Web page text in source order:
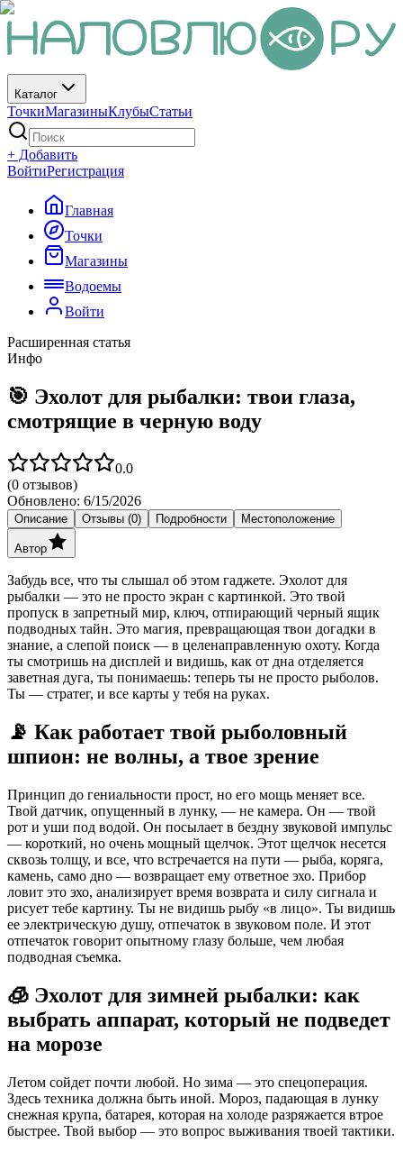
Каталог
ТочкиМагазиныКлубыСтатьи
+ Добавить
ВойтиРегистрация
Главная
Точки
Магазины
Водоемы
Войти
Расширенная статья
Инфо
🎯 Эхолот для рыбалки: твои глаза,
смотрящие в черную воду
0.0
(0 отзывов)
Обновлено: 6/15/2026
Описание Отзывы (0) Подробности Местоположение
Автор
Забудь все, что ты слышал об этом гаджете. Эхолот для
рыбалки — это не просто экран с картинкой. Это твой
пропуск в запретный мир, ключ, отпирающий черный ящик
подводных тайн. Это магия, превращающая твои догадки в
знание, а слепой поиск — в целенаправленную охоту. Когда
ты смотришь на дисплей и видишь, как от дна отделяется
заветная дуга, ты понимаешь: теперь ты не просто рыболов.
Ты — стратег, и все карты у тебя на руках.
📡 Как работает твой рыболовный
шпион: не волны, а твое зрение
Принцип до гениальности прост, но его мощь меняет все.
Твой датчик, опущенный в лунку, — не камера. Он — твой
рот и уши под водой. Он посылает в бездну звуковой импульс
— короткий, но очень мощный щелчок. Этот щелчок несется
сквозь толщу, и все, что встречается на пути — рыба, коряга,
камень, само дно — возвращает ему ответное эхо. Прибор
ловит это эхо, анализирует время возврата и силу сигнала и
рисует тебе картину. Ты не видишь рыбу «в лицо». Ты видишь
ее электрическую душу, отпечаток в звуковом поле. И этот
отпечаток говорит опытному глазу больше, чем любая
подводная съемка.
🧊 Эхолот для зимней рыбалки: как
выбрать аппарат, который не подведет
на морозе
Летом сойдет почти любой. Но зима — это спецоперация.
Здесь техника должна быть иной. Мороз, падающая в лунку
снежная крупа, батарея, которая на холоде разряжается втрое
быстрее. Твой выбор — это вопрос выживания твоей тактики.